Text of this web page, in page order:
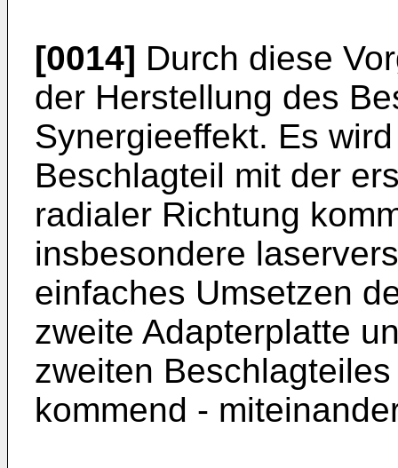
[0014] Durch diese
der Herstellung des
Synergieeffekt. Es
Beschlagteil mit der
radialer Richtung
insbesondere
einfaches Umsetzen
zweite Adapterplatte
zweiten
kommend -